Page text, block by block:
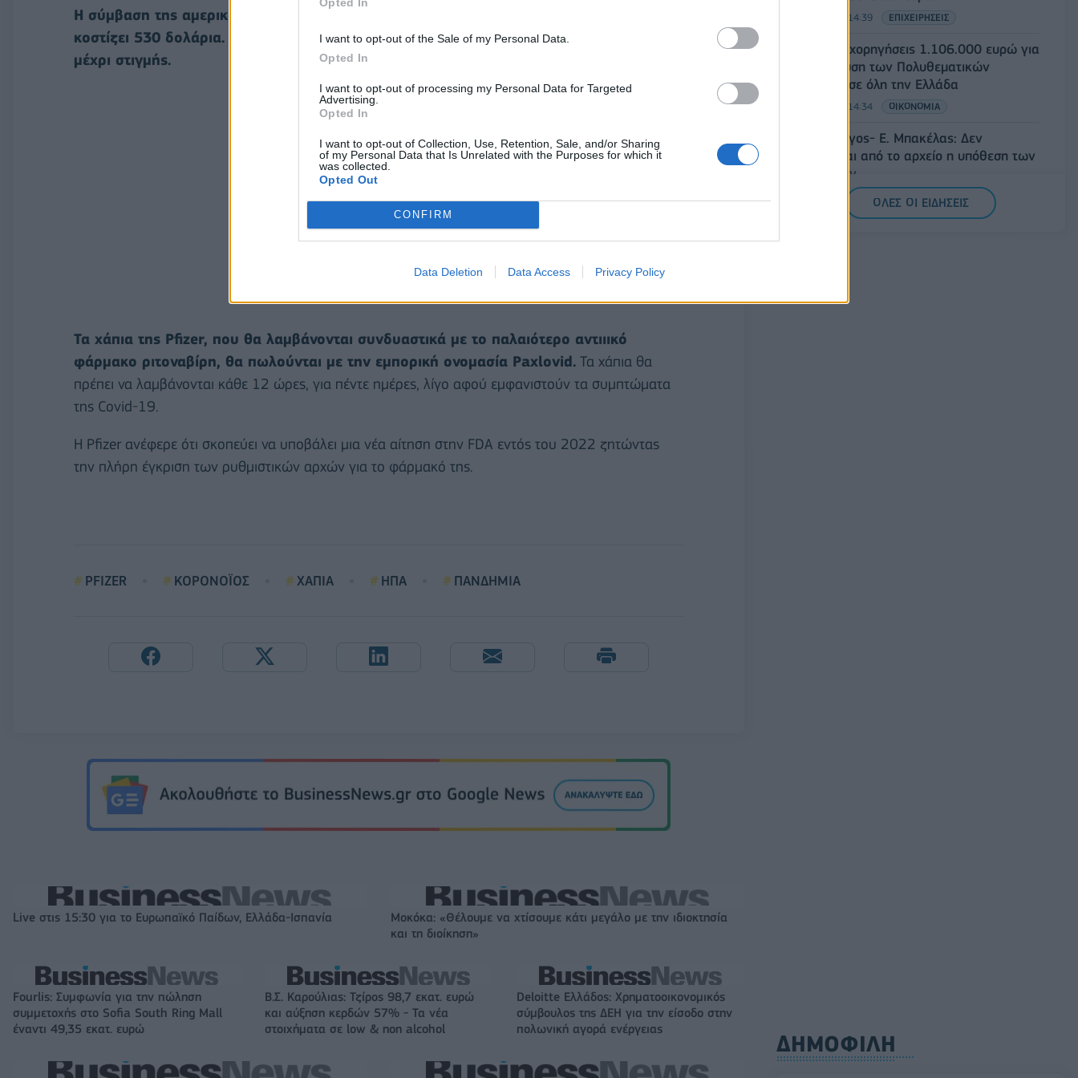
I want to opt-out of the Sale of my Personal Data.
Opted In
I want to opt-out of processing my Personal Data for Targeted
Advertising.
Opted In
I want to opt-out of Collection, Use, Retention, Sale, and/or Sharing
of my Personal Data that Is Unrelated with the Purposes for which it
was collected.
Opted Out
CONFIRM
Data Deletion Data Access Privacy Policy
Η σύμβαση της αμερικανικής κυβέρνησης προβλέπει ότι το κάθε θεραπευτικό σχήμα θα
κοστίζει 530 δολάρια. Οι ΗΠΑ έχουν παραγγείλει 10 εκατομμύρια θεραπευτικά σχήματα
μέχρι στιγμής.
Τα χάπια της Pfizer, που θα λαμβάνονται συνδυαστικά με το παλαιότερο αντιιικό
φάρμακο ριτοναβίρη, θα πωλούνται με την εμπορική ονομασία Paxlovid. Τα χάπια θα
πρέπει να λαμβάνονται κάθε 12 ώρες, για πέντε ημέρες, λίγο αφού εμφανιστούν τα συμπτώματα
της Covid-19.
Η Pfizer ανέφερε ότι σκοπεύει να υποβάλει μια νέα αίτηση στην FDA εντός του 2022 ζητώντας
την πλήρη έγκριση των ρυθμιστικών αρχών για το φάρμακό της.
PFIZER ΚΟΡΟΝΟΪΟΣ ΧΑΠΙΑ ΗΠΑ ΠΑΝΔΗΜΙΑ
Live στις 15:30 για το Ευρωπαϊκό Παίδων, Ελλάδα-Ισπανία
Μοκόκα: «Θέλουμε να χτίσουμε κάτι μεγάλο με την ιδιοκτησία
και τη διοίκηση»
Fourlis: Συμφωνία για την πώληση
συμμετοχής στο Sofia South Ring Mall
έναντι 49,35 εκατ. ευρώ
Β.Σ. Καρούλιας: Τζίρος 98,7 εκατ. ευρώ
και αύξηση κερδών 57% - Τα νέα
στοιχήματα σε low & non alcohol
Deloitte Ελλάδος: Χρηματοοικονομικός
σύμβουλος της ΔΕΗ για την είσοδο στην
πολωνική αγορά ενέργειας
07/08/2026 - 14:39 ΕΠΙΧΕΙΡΗΣΕΙΣ
ΥΠΠΟ: Επιχορηγήσεις 1.106.000 ευρώ για
την ενίσχυση των Πολυθεματικών
Φεστιβάλ σε όλη την Ελλάδα
07/08/2026 - 14:34 ΟΙΚΟΝΟΜΙΑ
Άρειος Πάγος- Ε. Μπακέλας: Δεν
ανασύρεται από το αρχείο η υπόθεση των
υποκλοπών
07/08/2026 - 14:11 ΕΛΛΑΔΑ
ΟΛΕΣ ΟΙ ΕΙΔΗΣΕΙΣ
ΔΗΜΟΦΙΛΗ